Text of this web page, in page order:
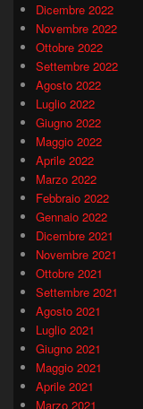
Dicembre 2022
Novembre 2022
Ottobre 2022
Settembre 2022
Agosto 2022
Luglio 2022
Giugno 2022
Maggio 2022
Aprile 2022
Marzo 2022
Febbraio 2022
Gennaio 2022
Dicembre 2021
Novembre 2021
Ottobre 2021
Settembre 2021
Agosto 2021
Luglio 2021
Giugno 2021
Maggio 2021
Aprile 2021
Marzo 2021